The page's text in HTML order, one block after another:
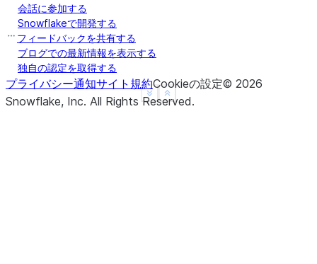
Show less
See more
会話に参加する
Snowflakeで開発する
フィードバックを共有する
ブログでの最新情報を表示する
独自の認定を取得する
プライバシー通知サイト規約Cookieの設定© 2026
Snowflake, Inc. All Rights Reserved.